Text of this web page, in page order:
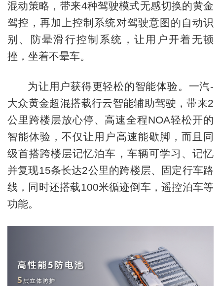
混动策略，带来4种驾驶模式无感切换的黄金
驾控，再加上控制系统对驾驶意图的自动识
别、防晕滑行控制系统，让用户开着无顿
挫，坐着不晕车。
为让用户获得更轻松的智能体验。一汽-
大众黄金超混搭载行云智能辅助驾驶，带来2
公里跨楼层放心停、高速全程NOA轻松开的
智能体验，不仅让用户高速能歇脚，而且同
级首搭跨楼层记忆泊车，车辆可学习、记忆
并复现15条长达2公里的跨楼层、固定行车路
线，同时还搭载100米循迹倒车，遥控泊车等
功能。